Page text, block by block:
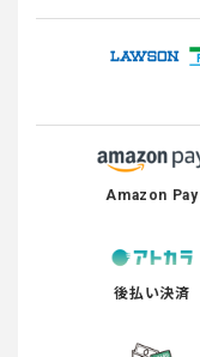
Amazon Pay
後払い決済